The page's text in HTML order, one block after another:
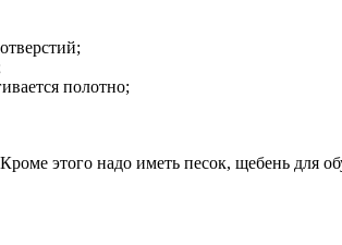
полотно;
этого надо иметь песок, щебень